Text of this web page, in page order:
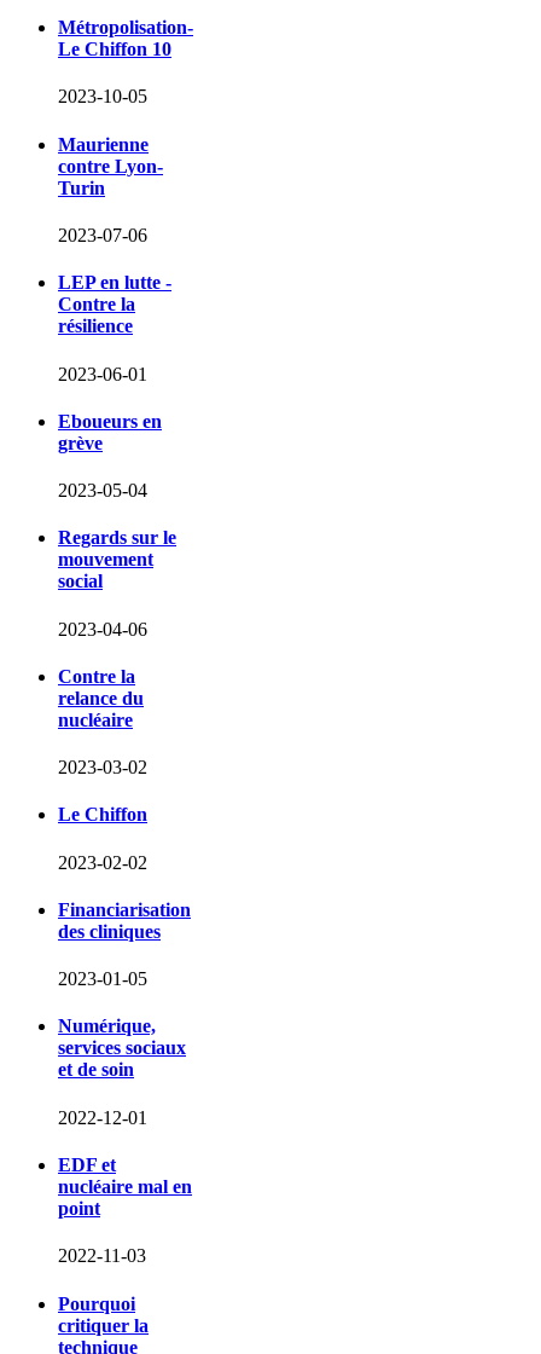
Métropolisation-
Le Chiffon 10
2023-10-05
Maurienne
contre Lyon-
Turin
2023-07-06
LEP en lutte -
Contre la
résilience
2023-06-01
Eboueurs en
grève
2023-05-04
Regards sur le
mouvement
social
2023-04-06
Contre la
relance du
nucléaire
2023-03-02
Le Chiffon
2023-02-02
Financiarisation
des cliniques
2023-01-05
Numérique,
services sociaux
et de soin
2022-12-01
EDF et
nucléaire mal en
point
2022-11-03
Pourquoi
critiquer la
technique